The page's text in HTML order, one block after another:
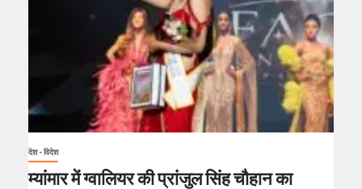
देश - विदेश
म्यांमार में ग्वालियर की प्रांजुल सिंह चौहान का